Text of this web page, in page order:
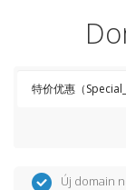
Új domain